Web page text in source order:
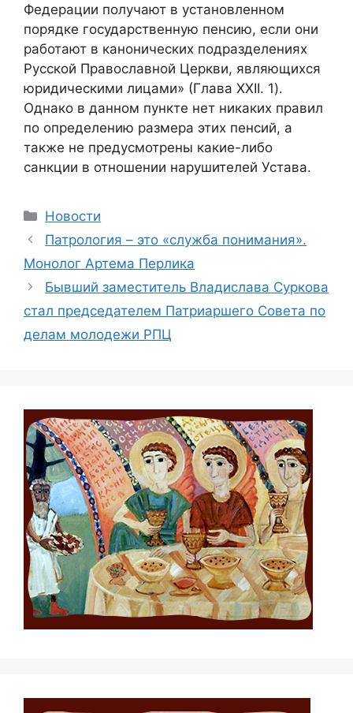
Федерации получают в установленном
порядке государственную пенсию, если они
работают в канонических подразделениях
Русской Православной Церкви, являющихся
юридическими лицами» (Глава XXII. 1).
Однако в данном пункте нет никаких правил
по определению размера этих пенсий, а
также не предусмотрены какие-либо
санкции в отношении нарушителей Устава.
Рубрики
Новости
Патрология – это «служба понимания».
Монолог Артема Перлика
Бывший заместитель Владислава Суркова
стал председателем Патриаршего Совета по
делам молодежи РПЦ